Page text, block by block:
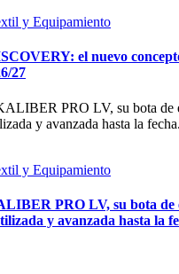
y Equipamiento
el nuevo
27
y Equipamiento
PRO LV, su bota de
y avanzada hasta la